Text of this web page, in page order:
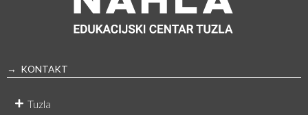
→ KONTAKT
Tuzla